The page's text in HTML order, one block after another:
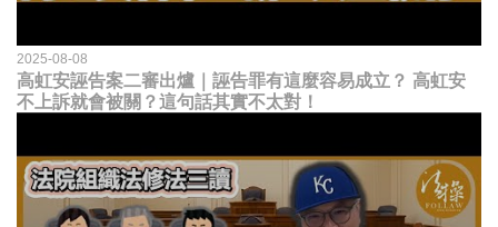
2025-08-08
高虹安誣告案二審出爐｜誣告罪有這麼容易成立？ 高虹安
不上訴就會被關？這句話其實不太對！